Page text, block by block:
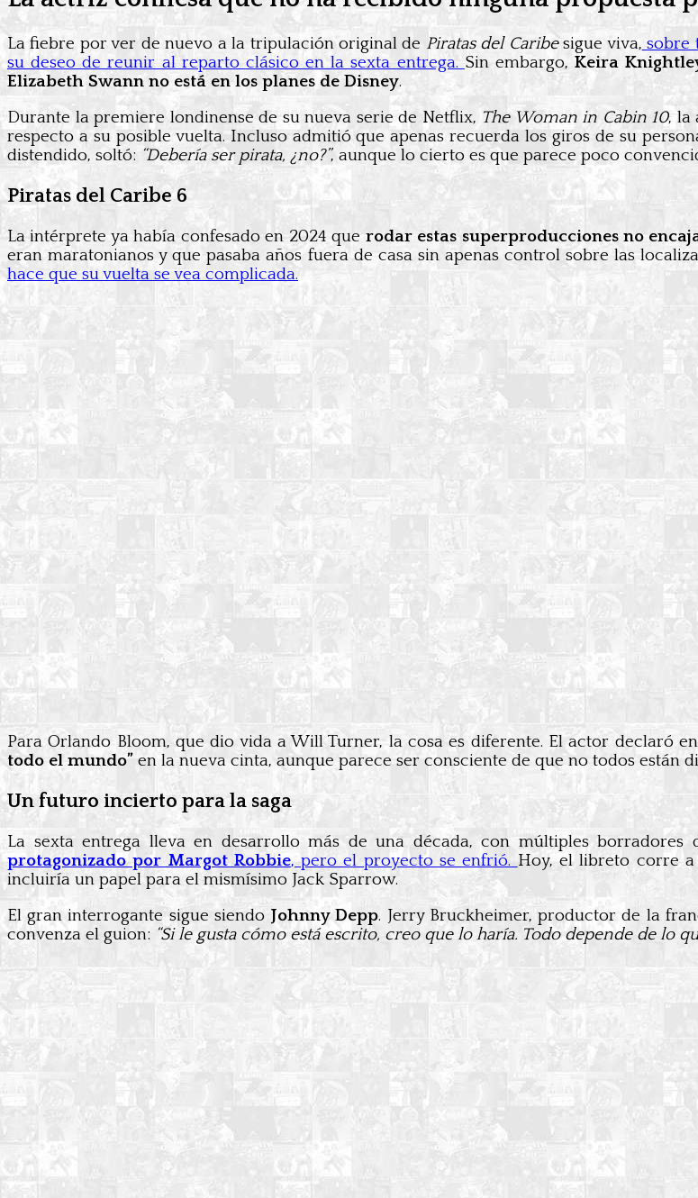
La fiebre por ver de nuevo a la tripulación original de Piratas del Caribesigue viva, sobre
su deseo de reunir al reparto clásico en la sexta entrega. Sin embargo,Keira
Elizabeth Swann no está en los planes de Disney.
Durante la premiere londinense de su nueva serie de Netflix, The Woman in Cabin 10, la
respecto a su posible vuelta. Incluso admitió que apenas recuerda los giros de su
distendido, soltó: “Debería ser pirata, ¿no?”, aunque lo cierto es que parece poco
Piratas del Caribe 6
La intérprete ya había confesado en 2024 querodar estas superproducciones no
eran maratonianos y que pasaba años fuera de casa sin apenas control sobre las
hace que su vuelta se vea complicada.
Para Orlando Bloom, que dio vida a Will Turner, la cosa es diferente. El actor declaró
todo el mundo” en la nueva cinta, aunque parece ser consciente de que no todos están
Un futuro incierto para la saga
La sexta entrega lleva en desarrollo más de una década, con múltiples borradores
protagonizado por Margot Robbie, pero el proyecto se enfrió. Hoy, el libreto corre a
incluiría un papel para el mismísimo Jack Sparrow.
El gran interrogante sigue siendo Johnny Depp. Jerry Bruckheimer, productor de la
convenza el guion: “Si le gusta cómo está escrito, creo que lo haría. Todo depende de lo